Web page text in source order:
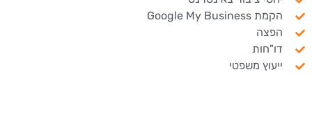
הקמת Google My Business
הפצה
דו"חות
ייעוץ משפטי